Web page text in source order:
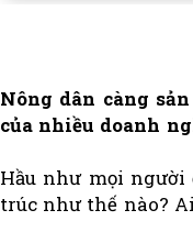
Nông dân càng
của nhiều doanh
Hầu như mọi
trúc như thế nào?